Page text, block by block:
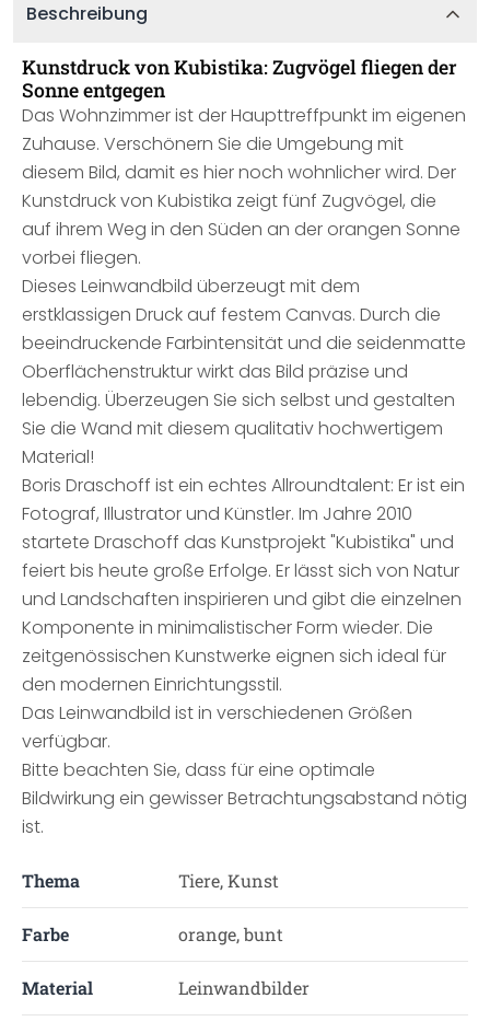
Beschreibung
Kunstdruck von Kubistika: Zugvögel fliegen der
Sonne entgegen
Das Wohnzimmer ist der Haupttreffpunkt im eigenen
Zuhause. Verschönern Sie die Umgebung mit
diesem Bild, damit es hier noch wohnlicher wird. Der
Kunstdruck von Kubistika zeigt fünf Zugvögel, die
auf ihrem Weg in den Süden an der orangen Sonne
vorbei fliegen.
Dieses Leinwandbild überzeugt mit dem
erstklassigen Druck auf festem Canvas. Durch die
beeindruckende Farbintensität und die seidenmatte
Oberflächenstruktur wirkt das Bild präzise und
lebendig. Überzeugen Sie sich selbst und gestalten
Sie die Wand mit diesem qualitativ hochwertigem
Material!
Boris Draschoff ist ein echtes Allroundtalent: Er ist ein
Fotograf, Illustrator und Künstler. Im Jahre 2010
startete Draschoff das Kunstprojekt "Kubistika" und
feiert bis heute große Erfolge. Er lässt sich von Natur
und Landschaften inspirieren und gibt die einzelnen
Komponente in minimalistischer Form wieder. Die
zeitgenössischen Kunstwerke eignen sich ideal für
den modernen Einrichtungsstil.
Das Leinwandbild ist in verschiedenen Größen
verfügbar.
Bitte beachten Sie, dass für eine optimale
Bildwirkung ein gewisser Betrachtungsabstand nötig
ist.
Thema Tiere, Kunst
Farbe orange, bunt
Material Leinwandbilder